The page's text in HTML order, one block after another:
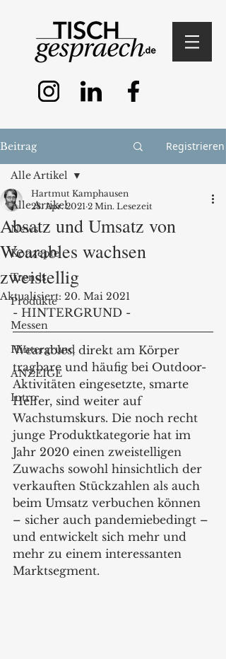
Beitrag Registrieren
Alle Artikel
News
Konzepte
Trends
Produkte
Messen
Hintergrund
ANZEIGE
Intro
Alle Artikel
Absatz und Umsatz von
Wearables wachsen
zweistellig
Hartmut Kamphausen
28. Apr. 2021 2 Min. Lesezeit
Aktualisiert: 20. Mai 2021
- HINTERGRUND -
Wearables, direkt am Körper
tragbare und häufig bei Outdoor-
Aktivitäten eingesetzte, smarte
Helfer, sind weiter auf
Wachstumskurs. Die noch recht
junge Produktkategorie hat im
Jahr 2020 einen zweistelligen
Zuwachs sowohl hinsichtlich der
verkauften Stückzahlen als auch
beim Umsatz verbuchen können
– sicher auch pandemiebedingt –
und entwickelt sich mehr und
mehr zu einem interessanten
Marktsegment.